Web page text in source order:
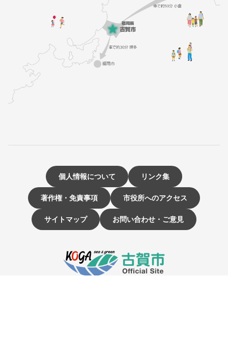
個人情報について リンク集
著作権・免責事項 市役所へのアクセス
サイトマップ お問い合わせ・ご意見